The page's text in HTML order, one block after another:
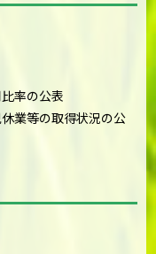
率の公表
業等の取得状況の公